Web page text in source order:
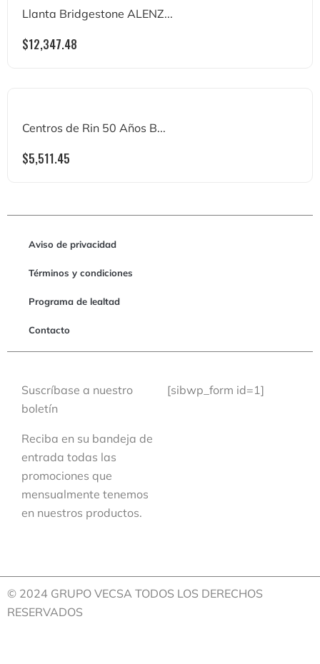
Llanta Bridgestone ALENZ...
$12,347.48
Centros de Rin 50 Años B...
$5,511.45
Aviso de privacidad
Términos y condiciones
Programa de lealtad
Contacto
Suscríbase a nuestro
boletín
Reciba en su bandeja de
entrada todas las
promociones que
mensualmente tenemos
en nuestros productos.
[sibwp_form id=1]
© 2024 GRUPO VECSA TODOS LOS DERECHOS
RESERVADOS